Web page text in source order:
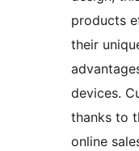
products
their
devices.
thanks to
online